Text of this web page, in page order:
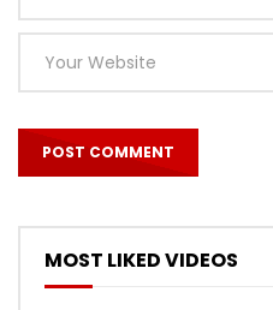
MOST LIKED VIDEOS